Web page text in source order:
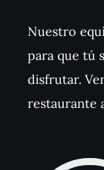
Nuestro
para que tú
disfrutar.
restaurante